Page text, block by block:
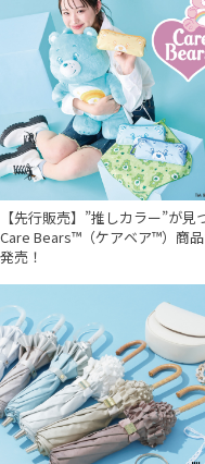
【先行販売】”推しカラー”が見
Care Bears™（ケアベア™）商
発売！